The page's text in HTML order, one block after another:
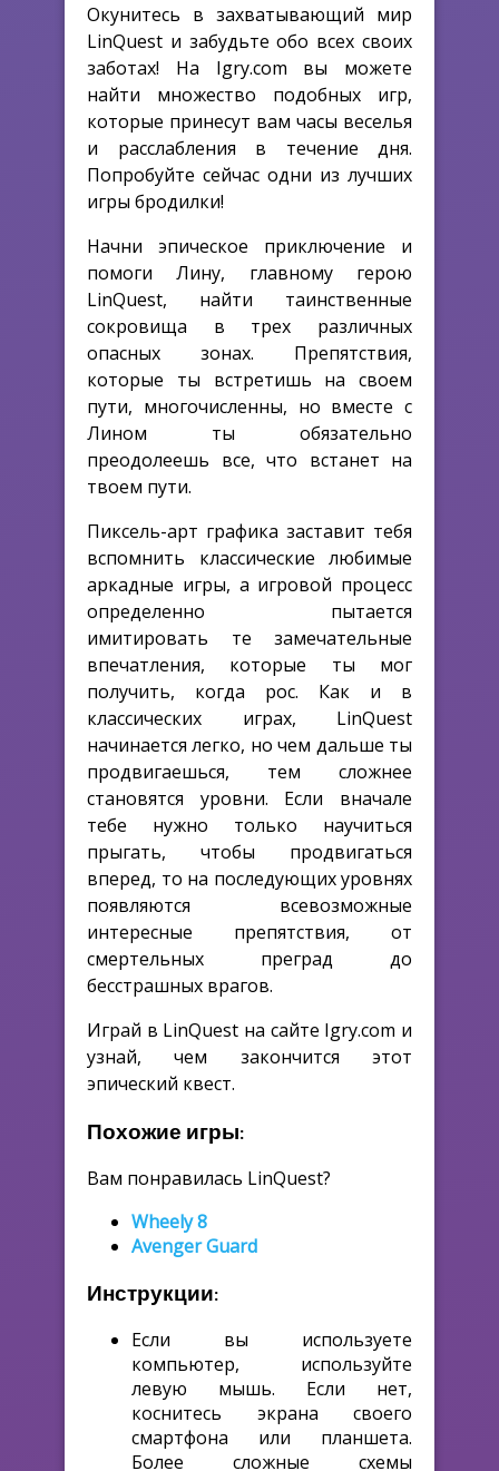
Окунитесь в захватывающий мир
LinQuest и забудьте обо всех своих
заботах! На Igry.com вы можете
найти множество подобных игр,
которые принесут вам часы веселья
и расслабления в течение дня.
Попробуйте сейчас одни из лучших
игры бродилки!
Начни эпическое приключение и
помоги Лину, главному герою
LinQuest, найти таинственные
сокровища в трех различных
опасных зонах. Препятствия,
которые ты встретишь на своем
пути, многочисленны, но вместе с
Лином ты обязательно
преодолеешь все, что встанет на
твоем пути.
Пиксель-арт графика заставит тебя
вспомнить классические любимые
аркадные игры, а игровой процесс
определенно пытается
имитировать те замечательные
впечатления, которые ты мог
получить, когда рос. Как и в
классических играх, LinQuest
начинается легко, но чем дальше ты
продвигаешься, тем сложнее
становятся уровни. Если вначале
тебе нужно только научиться
прыгать, чтобы продвигаться
вперед, то на последующих уровнях
появляются всевозможные
интересные препятствия, от
смертельных преград до
бесстрашных врагов.
Играй в LinQuest на сайте Igry.com и
узнай, чем закончится этот
эпический квест.
Похожие игры:
Вам понравилась LinQuest?
Wheely 8
Avenger Guard
Инструкции:
Если вы используете
компьютер, используйте
левую мышь. Если нет,
коснитесь экрана своего
смартфона или планшета.
Более сложные схемы